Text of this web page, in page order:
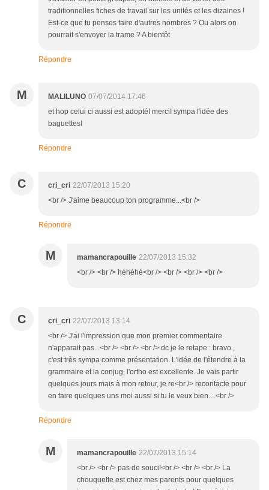
traditionnelles fiches de travail sur les unités et les dizaines !
Est-ce que tu penses faire d'autres nombres ? Ou alors on
pourrait s'envoyer la trame ? A bientôt
Répondre
M MALILUNO 07/07/2014 17:46
et hop celui ci aussi est adopté! merci! sympa l'idée des
baguettes!
Répondre
C cri_cri 22/07/2013 15:20
<br /> J'aime beaucoup ton programme...<br />
Répondre
M mamancrapouille 22/07/2013 15:32
<br /> <br /> héhéhé<br /> <br /> <br /> <br />
C cri_cri 22/07/2013 13:14
<br /> J'ai l'impression que mon premier commentaire
n'apparait pas...<br /> <br /> <br /> dc je le retape : bravo ,
c'est très sympa comme présentation. L'idée de l'étendre à la
grammaire et la conjug, l'ortho est excellente. Je vais partir
quelques jours mais à mon retour, je re<br /> recontacte pour
en faire quelques uns moi aussi si tu le veux bien....<br />
Répondre
M mamancrapouille 22/07/2013 15:14
<br /> <br /> pas de souci!<br /> <br /> <br /> La
chouquette est chez mes parents pour quelques